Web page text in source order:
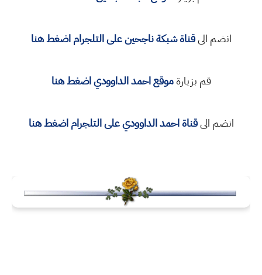
انضم الىقناة شبكة ناجحين على التلجرام اضغط هنا
قم بزيارةموقع احمد الداوودي اضغط هنا
انضم الىقناةاحمد الداووديعلى التلجرام اضغط هنا